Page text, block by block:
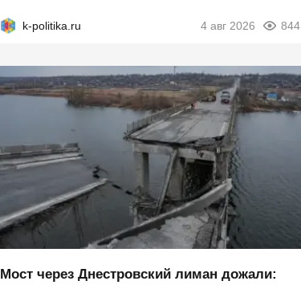
k-politika.ru 4 авг 2026 844
Мост через Днестровский лиман дожали: